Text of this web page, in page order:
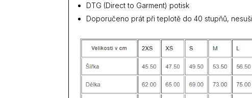
DTG (Direct to Garment) potisk
Doporučeno prát při teplotě do 40 stupňů,